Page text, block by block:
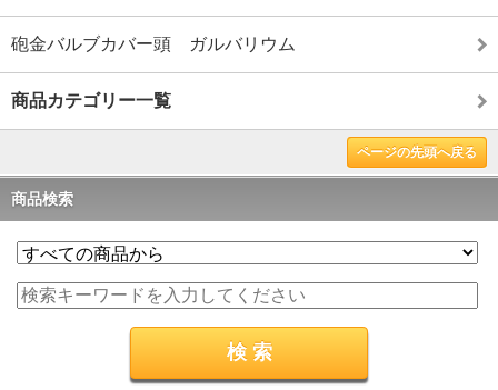
砲金バルブカバー頭 ガルバリウム
商品カテゴリー一覧
ページの先頭へ戻る
商品検索